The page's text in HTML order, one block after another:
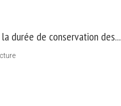
durée de conservation des...